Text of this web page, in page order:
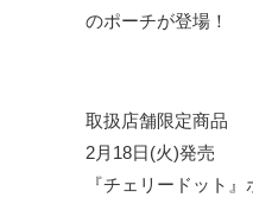
のポーチが登場！
取扱店舗限定商品
2月18日(火)発売
『チェリードット